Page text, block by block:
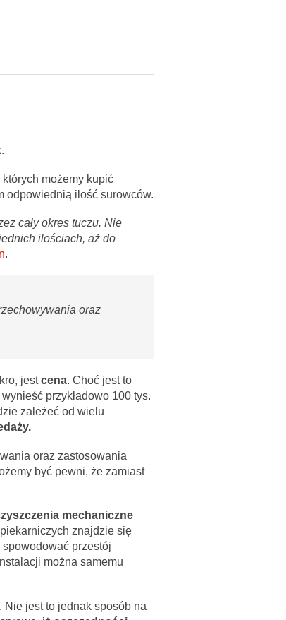
możemy kupić
odpowiednią ilość surowców.
cały okres tuczu. Nie
ilościach, aż do
.
oraz
jestcena. Choć jest to
przykładowo 100 tys.
zależeć od wielu
oraz zastosowania
być pewni, że zamiast
mechaniczne
znajdzie się
przestój
można samemu
Nie jest to jednak sposób na